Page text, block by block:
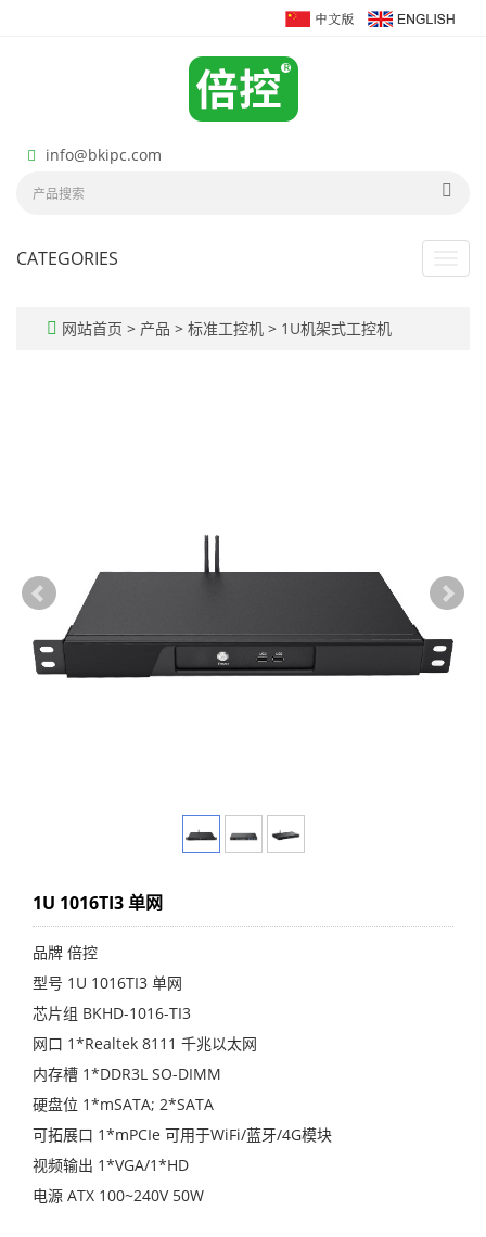
info@bkipc.com
CATEGORIES
网站首页 > 产品 > 标准工控机 > 1U机架式工控机
1U 1016TI3 单网
品牌 倍控
型号 1U 1016TI3 单网
芯片组 BKHD-1016-TI3
网口 1*Realtek 8111 千兆以太网
内存槽 1*DDR3L SO-DIMM
硬盘位 1*mSATA; 2*SATA
可拓展口 1*mPCIe 可用于WiFi/蓝牙/4G模块
视频输出 1*VGA/1*HD
电源 ATX 100~240V 50W